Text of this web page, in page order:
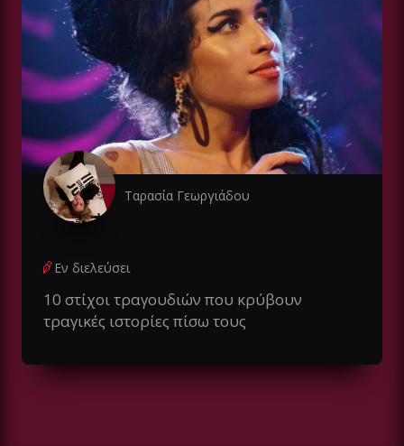
Ταρασία Γεωργιάδου
Εν διελεύσει
10 στίχοι τραγουδιών που κρύβουν
τραγικές ιστορίες πίσω τους